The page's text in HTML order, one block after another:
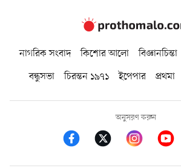
নাগরিক সংবাদ কিশোর আলো বিজ্ঞানচিন্তা
বন্ধুসভা
চিরন্তন ১৯৭১ ইপেপার প্রথমা
অনুসরণ করুন